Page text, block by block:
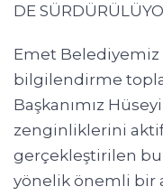
DE
Emet Belediyemiz
bilgilendirme
Başkanımız
zenginliklerini
gerçekleştirilen bu
yönelik önemli bir